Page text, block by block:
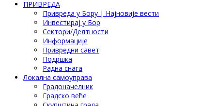
ПРИВРЕДА
Привреда у Бору | Најновије вести
Инвестирај у Бор
Сектори/Делтности
Информације
Привредни савет
Подршка
Радна снага
Локална самоуправа
Градоначелник
Градско веће